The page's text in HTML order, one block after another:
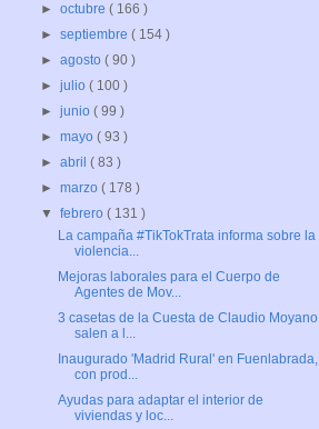
►octubre( 166 )
►septiembre( 154 )
►agosto( 90 )
►julio( 100 )
►junio( 99 )
►mayo( 93 )
►abril( 83 )
►marzo( 178 )
▼febrero( 131 )
La campaña #TikTokTrata informa sobre la
violencia...
Mejoras laborales para el Cuerpo de
Agentes de Mov...
3 casetas de la Cuesta de Claudio Moyano
salen a l...
Inaugurado 'Madrid Rural' en Fuenlabrada,
con prod...
Ayudas para adaptar el interior de
viviendas y loc...